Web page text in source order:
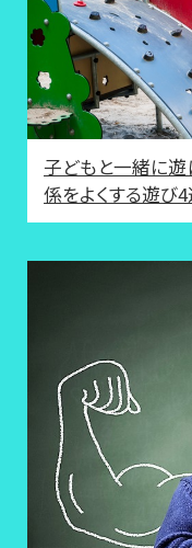
子どもと一緒に遊
係をよくする遊び